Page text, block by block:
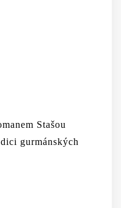
Stašou
gurmánských